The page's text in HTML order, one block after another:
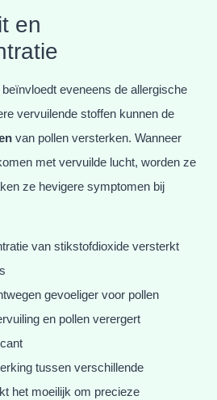
en
eveneens de allergische
vervuilende stoffen kunnen de
van pollen versterken. Wanneer
met vervuilde lucht, worden ze
ze hevigere symptomen bij
van stikstofdioxide versterkt
gevoeliger voor pollen
en pollen verergert
tussen verschillende
het moeilijk om precieze